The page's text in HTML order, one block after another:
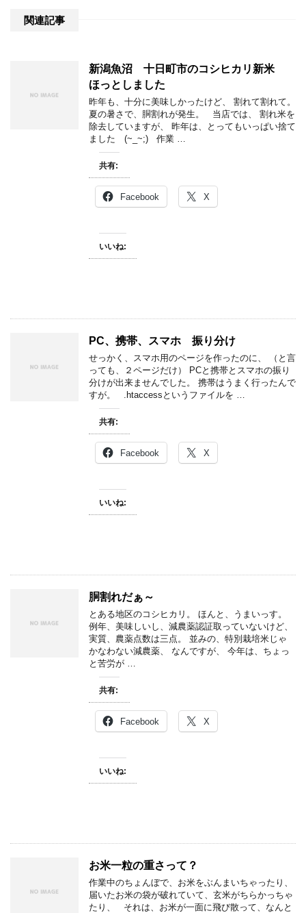
関連記事
新潟魚沼 十日町市のコシヒカリ新米
ほっとしました
昨年も、十分に美味しかったけど、 割れて割れて。
夏の暑さで、胴割れが発生。 当店では、 割れ米を
除去していますが、 昨年は、とってもいっぱい捨て
ました (~_~;) 作業 …
共有:
Facebook X
いいね:
PC、携帯、スマホ 振り分け
せっかく、スマホ用のページを作ったのに、 （と言
っても、２ページだけ） PCと携帯とスマホの振り
分けが出来ませんでした。 携帯はうまく行ったんで
すが。 .htaccessというファイルを …
共有:
Facebook X
いいね:
胴割れだぁ～
とある地区のコシヒカリ。 ほんと、うまいっす。
例年、美味しいし、減農薬認証取っていないけど、
実質、農薬点数は三点。 並みの、特別栽培米じゃ
かなわない減農薬、 なんですが、 今年は、ちょっ
と苦労が …
共有:
Facebook X
いいね:
お米一粒の重さって？
作業中のちょんぼで、お米をぶんまいちゃったり、
届いたお米の袋が破れていて、玄米がちらかっちゃ
たり、 それは、お米が一面に飛び散って、なんと